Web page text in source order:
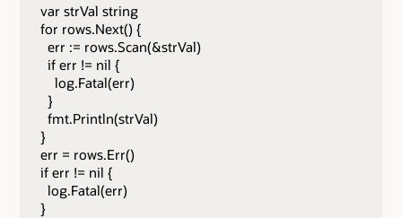
var strVal string
for rows.Next() {
err := rows.Scan(&strVal)
if err != nil {
log.Fatal(err)
}
fmt.Println(strVal)
}
err = rows.Err()
if err != nil {
log.Fatal(err)
}